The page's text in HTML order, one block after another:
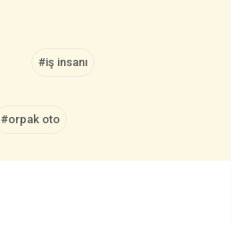
#iş insanı
#orpak oto